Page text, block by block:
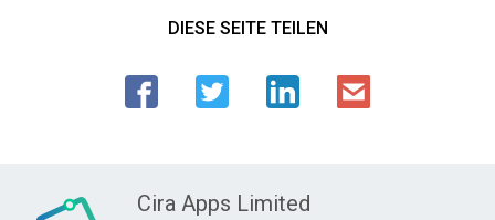
DIESE SEITE TEILEN
Cira Apps Limited